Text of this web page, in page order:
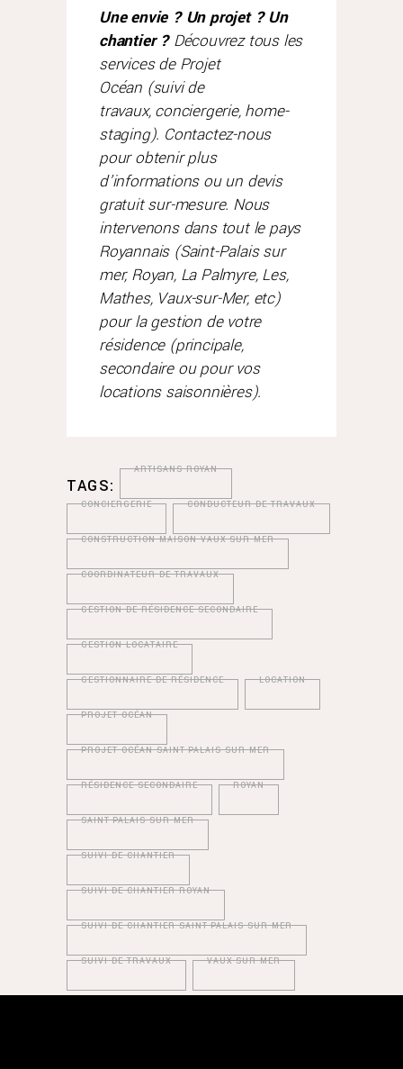
Une envie ? Un projet ? Un
chantier ?Découvrez tous les
services de Projet
Océan (suivi de
travaux, conciergerie, home-
staging). Contactez-nous
pour obtenir plus
d’informations ou un devis
gratuit sur-mesure. Nous
intervenons dans tout le pays
Royannais (Saint-Palais sur
mer, Royan, La Palmyre, Les,
Mathes, Vaux-sur-Mer, etc)
pour la gestion de votre
résidence (principale,
secondaire ou pour vos
locations saisonnières).
TAGS:
ARTISANS ROYAN
CONCIERGERIE CONDUCTEUR DE TRAVAUX
CONSTRUCTION MAISON VAUX-SUR-MER
COORDINATEUR DE TRAVAUX
GESTION DE RÉSIDENCE SECONDAIRE
GESTION LOCATAIRE
GESTIONNAIRE DE RÉSIDENCE LOCATION
PROJET OCÉAN
PROJET OCÉAN SAINT-PALAIS SUR MER
RÉSIDENCE SECONDAIRE ROYAN
SAINT-PALAIS SUR MER
SUIVI DE CHANTIER
SUIVI DE CHANTIER ROYAN
SUIVI DE CHANTIER SAINT-PALAIS SUR MER
SUIVI DE TRAVAUX VAUX-SUR-MER